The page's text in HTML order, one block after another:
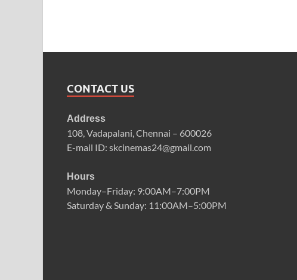
CONTACT US
Address
108, Vadapalani, Chennai – 600026
E-mail ID: skcinemas24@gmail.com
Hours
Monday–Friday: 9:00AM–7:00PM
Saturday & Sunday: 11:00AM–5:00PM